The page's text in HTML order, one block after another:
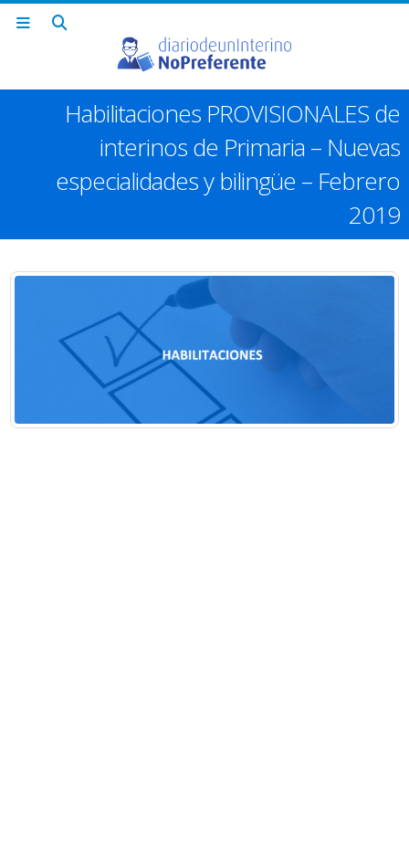
Habilitaciones PROVISIONALES de
interinos de Primaria – Nuevas
especialidades y bilingüe – Febrero
2019